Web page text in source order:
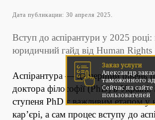
Дата публикации: 30 апреля 2025.
Вступ до аспірантури у 2025
юридичний гайд від Human Rights
Аспірантура — це перший рівень
доктора філософії (PhD) в Україні.
ступеня PhD є важливим етапом у
кар’єрі, а сам процес вступу до
Заказ услуги
Александр
таможенного
Cейчас на сайте
пользователей